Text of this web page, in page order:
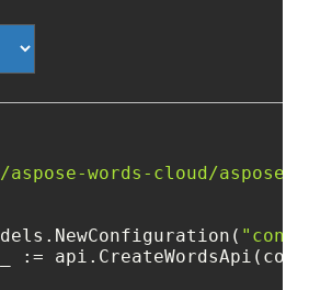
aspose-words-cloud/
:=